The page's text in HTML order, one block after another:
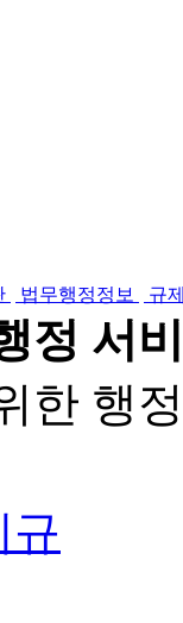
법무행정정보 규
정 서
한 행
규